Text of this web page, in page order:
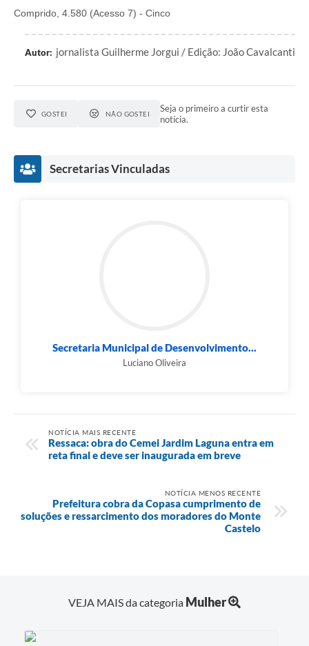
Comprido, 4.580 (Acesso 7) - Cinco
Autor: jornalista Guilherme Jorgui / Edição: João Cavalcanti
GOSTEI NÃO GOSTEI
Seja o primeiro a curtir esta
notícia.
Secretarias Vinculadas
Secretaria Municipal de Desenvolvimento...
Luciano Oliveira
NOTÍCIA MAIS RECENTE
Ressaca: obra do Cemei Jardim Laguna entra em
reta final e deve ser inaugurada em breve
NOTÍCIA MENOS RECENTE
Prefeitura cobra da Copasa cumprimento de
soluções e ressarcimento dos moradores do Monte
Castelo
VEJA MAIS da categoria Mulher